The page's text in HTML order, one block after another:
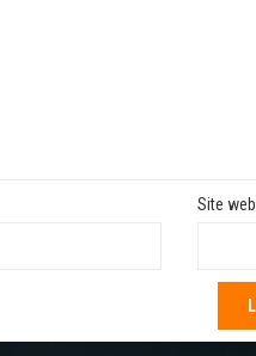
Site web